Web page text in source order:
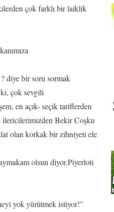
çok farklı bir laiklik
diye bir soru sormak
çok sevgili
en açık- seçik tariflerden
ilericilerimizden Bekir Coşku
olan korkak bir zihniyeti ele
olsun diyor.Piyerloti
yok yürütmek istiyor!”